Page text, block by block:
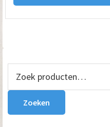
Primaire
Sidebar
naar:
Zoeken